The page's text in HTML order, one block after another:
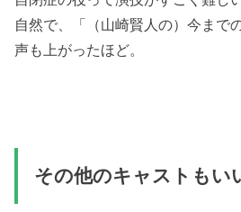
自然で、「（山崎賢人の）今まで
声も上がったほど。
その他のキャストもい